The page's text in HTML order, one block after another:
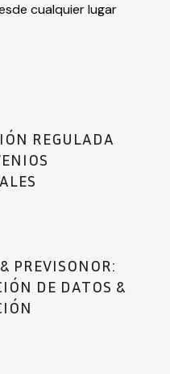
cualquier lugar
REGULADA
PREVISONOR:
DE DATOS &